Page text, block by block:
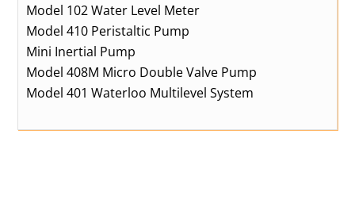
Model 102 Water Level Meter
Model 410 Peristaltic Pump
Mini Inertial Pump
Model 408M Micro Double Valve Pump
Model 401 Waterloo Multilevel System